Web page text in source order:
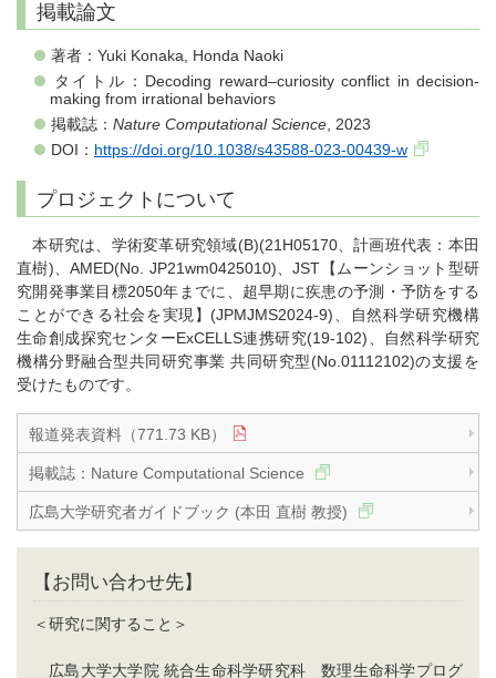
掲載論文
著者：Yuki Konaka, Honda Naoki
タイトル：Decoding reward–curiosity conflict in decision-
making from irrational behaviors
掲載誌： Nature Computational Science , 2023
DOI： https://doi.org/10.1038/s43588-023-00439-w
プロジェクトについて
本研究は、学術変革研究領域(B)(21H05170、計画班代表：本田
直樹)、AMED(No. JP21wm0425010)、JST【ムーンショット型研
究開発事業目標2050年までに、超早期に疾患の予測・予防をする
ことができる社会を実現】(JPMJMS2024-9)、自然科学研究機構
生命創成探究センターExCELLS連携研究(19-102)、自然科学研究
機構分野融合型共同研究事業 共同研究型(No.01112102)の支援を
受けたものです。
報道発表資料（771.73 KB）
掲載誌：Nature Computational Science
広島大学研究者ガイドブック (本田 直樹 教授)
【お問い合わせ先】
＜研究に関すること＞
広島大学大学院 統合生命科学研究科 数理生命科学プログ